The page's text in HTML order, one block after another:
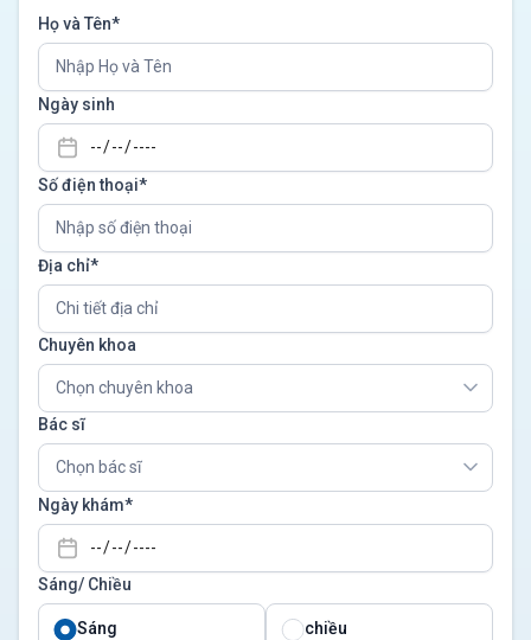
Họ và Tên*
Ngày sinh
Số điện thoại*
Địa chỉ*
Chuyên khoa
Chọn chuyên khoa
Bác sĩ
Chọn bác sĩ
Ngày khám*
Sáng/ Chiều
Sáng chiều